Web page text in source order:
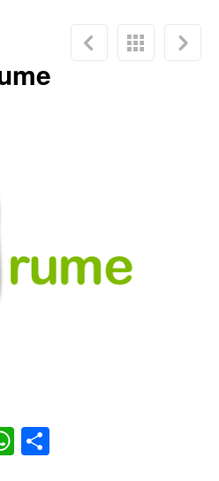
WhatsApp